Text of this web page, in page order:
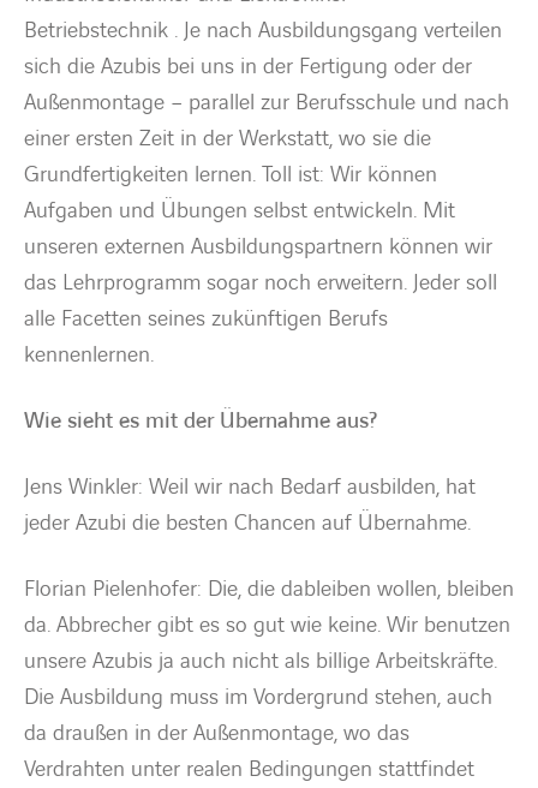
Betriebstechnik . Je nach Ausbildungsgang verteilen
sich die Azubis bei uns in der Fertigung oder der
Außenmontage – parallel zur Berufsschule und nach
einer ersten Zeit in der Werkstatt, wo sie die
Grundfertigkeiten lernen. Toll ist: Wir können
Aufgaben und Übungen selbst entwickeln. Mit
unseren externen Ausbildungspartnern können wir
das Lehrprogramm sogar noch erweitern. Jeder soll
alle Facetten seines zukünftigen Berufs
kennenlernen.
Wie sieht es mit der Übernahme aus?
Jens Winkler: Weil wir nach Bedarf ausbilden, hat
jeder Azubi die besten Chancen auf Übernahme.
Florian Pielenhofer: Die, die dableiben wollen, bleiben
da. Abbrecher gibt es so gut wie keine. Wir benutzen
unsere Azubis ja auch nicht als billige Arbeitskräfte.
Die Ausbildung muss im Vordergrund stehen, auch
da draußen in der Außenmontage, wo das
Verdrahten unter realen Bedingungen stattfindet